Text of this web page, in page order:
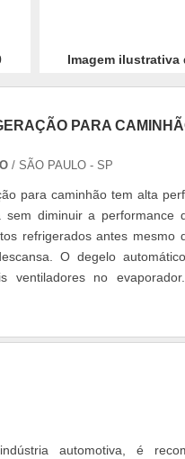
Imagem
PARA
/ SÃO PAULO - SP
para caminhão tem alta
sem diminuir a performance
refrigerados antes
O degelo
ventiladores no
automotiva, é